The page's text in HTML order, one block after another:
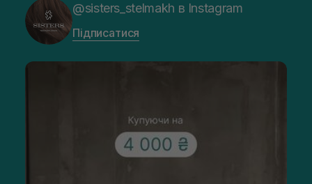
@sisters_stelmakh в Instagram
Підписатися